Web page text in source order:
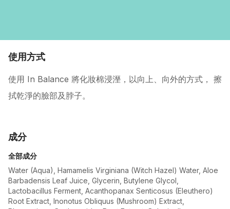
使用方式
使用 In Balance 將化妝棉浸溼，以向上、向外的方式， 擦
拭乾淨的臉部及脖子。
成分
全部成分
Water (Aqua), Hamamelis Virginiana (Witch Hazel) Water, Aloe
Barbadensis Leaf Juice, Glycerin, Butylene Glycol,
Lactobacillus Ferment, Acanthopanax Senticosus (Eleuthero)
Root Extract, Inonotus Obliquus (Mushroom) Extract,